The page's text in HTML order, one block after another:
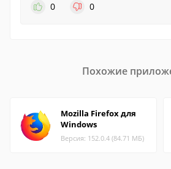
0
0
Похожие
Mozilla Firefox для
Windows
Версия: 152.0.4 (84.71 МБ)